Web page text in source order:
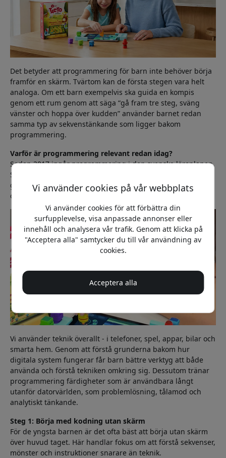
Det betyder att programmering för barn inte behöver börja
framför en skärm. Tvärtom kan de första stegen vara helt
analoga. Om ett barn exempelvis ska guida en kompis
genom ett rum genom att säga “gå fram tre steg, sväng
vänster och hoppa över kudden” använder barnet redan
samma typ av sekvenstänkande som ligger bakom
programmering.
Varför är programmering relevant redan idag?
Sedan 2017 ingår programmering i den svenska läroplanen.
Syftet är inte att alla barn ska bli programmerare utan att
ge dem en bättre förståelse för den digitala värld som
omger oss.
Vi använder teknik överallt - i telefoner, spel, appar, bilar och
smarta hem. Genom att förstå grunderna bakom hur
digitala system fungerar får barn bättre verktyg att både
använda och förstå tekniken omkring sig. Dessutom tränar
programmering färdigheter som är användbara långt
utanför datorvärlden, som problemlösning, tålamod och
analytiskt tänkande.
Steg 1: Börja med kodning utan skärm
För de yngsta barnen är det ofta bäst att börja utan skärm
över huvud taget. Här handlar fokus om att förstå sekvenser,
mönster och instruktioner snarare än teknik.
Vi använder cookies på vår webbplats
Vi använder cookies för att förbättra din
surfupplevelse, visa anpassade annonser eller
innehåll och analysera vår trafik. Genom att klicka på
"Acceptera alla" samtycker du till vår användning av
cookies.
Acceptera alla